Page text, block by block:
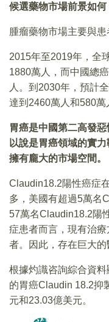
候選藥物市場前景如何
腫瘤藥物市場主要與患
2015年至2019年，全
1880萬人，而中國總
人。到2030年，預計
達到2460萬人和580萬
胃癌是中國第二高發
以說是胃癌領域的實力
擁有龐大的市場空間。
Claudin18.2陽性癌症
多，美國有超過5萬名
57萬名Claudin18.2陽
症患者而言，現有治
者。因此，存在巨大的
根據灼識咨詢綜合資
的胃癌Claudin 18.2抑
元和23.03億美元。